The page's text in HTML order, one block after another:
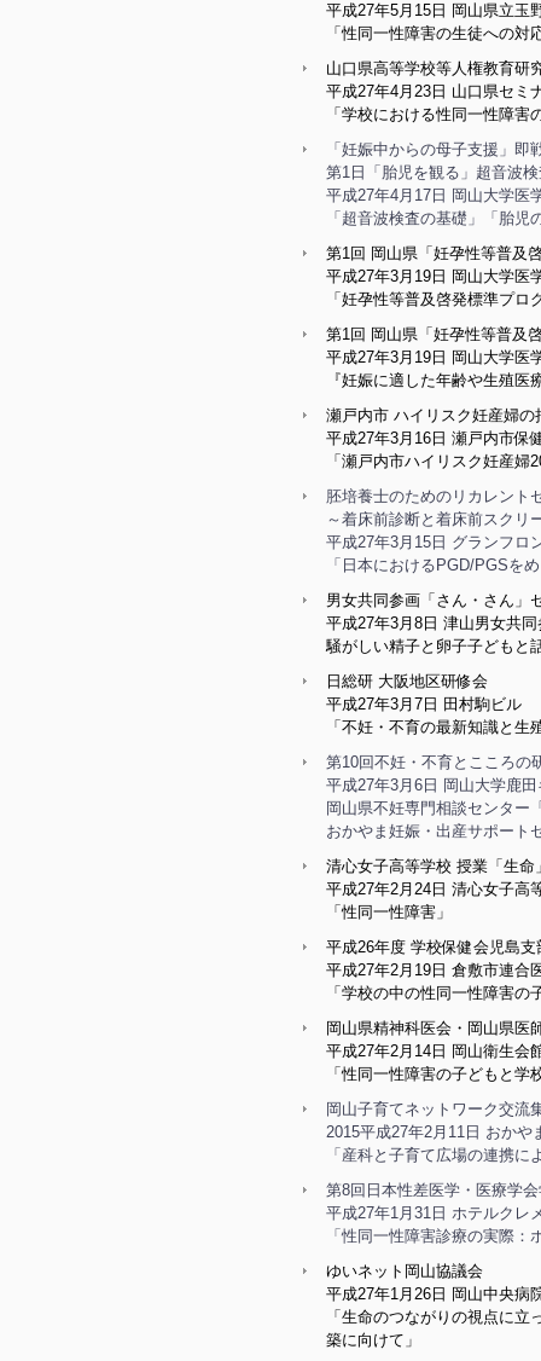
平成27年5月15日 岡山県立
「性同一性障害の生徒への対
山口県高等学校等人権教育研
平成27年4月23日 山口県セミ
「学校における性同一性障害
「妊娠中からの母子支援」即
第1日「胎児を観る」超音波
平成27年4月17日 岡山大学医
「超音波検査の基礎」「胎児
第1回 岡山県「妊孕性等普及
平成27年3月19日 岡山大学医
「妊孕性等普及啓発標準プ
第1回 岡山県「妊孕性等普
平成27年3月19日 岡山大学医
『妊娠に適した年齢や生殖
瀬戸内市 ハイリスク妊産婦
平成27年3月16日 瀬戸内市
「瀬戸内市ハイリスク妊産婦
胚培養士のためのリカレント
～着床前診断と着床前スクリ
平成27年3月15日 グランフロ
「日本におけるPGD/PGSを
男女共同参画「さん・さん」
平成27年3月8日 津山男女共
騒がしい精子と卵子子どもと
日総研 大阪地区研修会
平成27年3月7日 田村駒ビル
「不妊・不育の最新知識と
第10回不妊・不育とこころの
平成27年3月6日 岡山大学鹿
岡山県不妊専門相談センター
おかやま妊娠・出産サポート
清心女子高等学校 授業「生命
平成27年2月24日 清心女子高
「性同一性障害」
平成26年度 学校保健会児島支
平成27年2月19日 倉敷市連
「学校の中の性同一性障害の
岡山県精神科医会・岡山県医
平成27年2月14日 岡山衛生会
「性同一性障害の子どもと学
岡山子育てネットワーク交流
2015平成27年2月11日 おかや
「産科と子育て広場の連携
第8回日本性差医学・医療学
平成27年1月31日 ホテルクレ
「性同一性障害診療の実際：
ゆいネット岡山協議会
平成27年1月26日 岡山中央病
「生命のつながりの視点に
築に向けて」